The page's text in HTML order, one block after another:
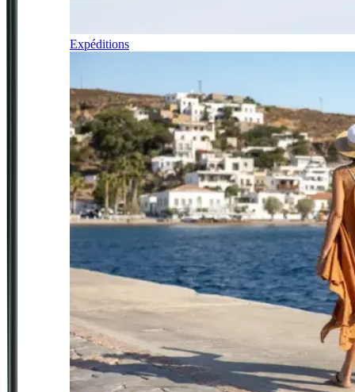
Expéditions